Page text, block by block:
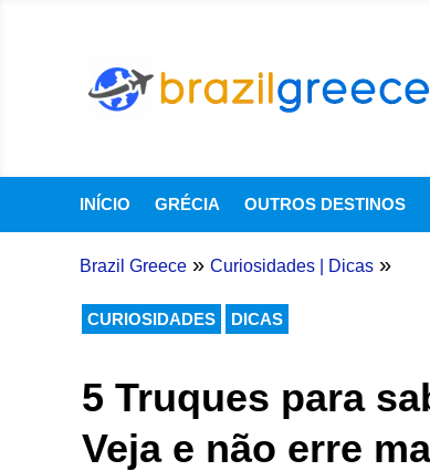
INÍCIO GRÉCIA OUTROS DESTINOS
Brazil Greece » Curiosidades| Dicas »
CURIOSIDADES DICAS
5 Truques para
Veja e não erre